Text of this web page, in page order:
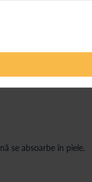
se absoarbe în piele.